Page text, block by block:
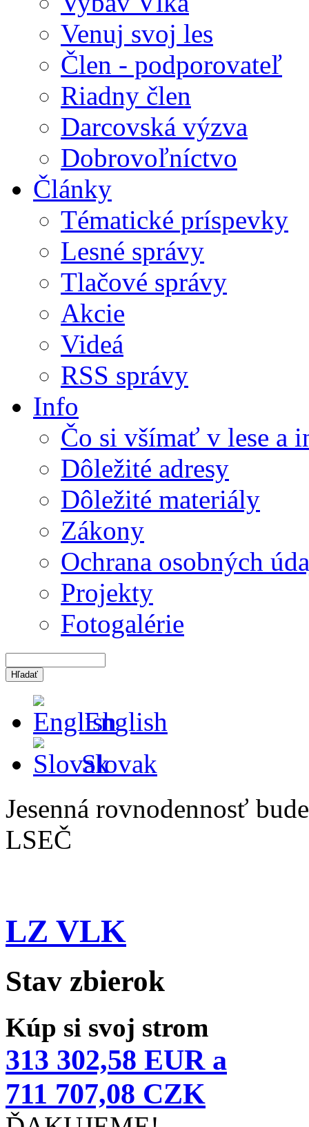
Venuj svoj les
Člen - podporovateľ
Riadny člen
Darcovská výzva
Dobrovoľníctvo
Články
Tématické príspevky
Lesné správy
Tlačové správy
Akcie
Videá
RSS správy
Info
Čo si všímať v lese a
Dôležité adresy
Dôležité materiály
Zákony
Ochrana osobných
Projekty
Fotogalérie
English
Slovak
Jesenná rovnodennosť
LSEČ
LZ VLK
Stav zbierok
Kúp si svoj strom
313 302,58 EUR a
711 707,08 CZK